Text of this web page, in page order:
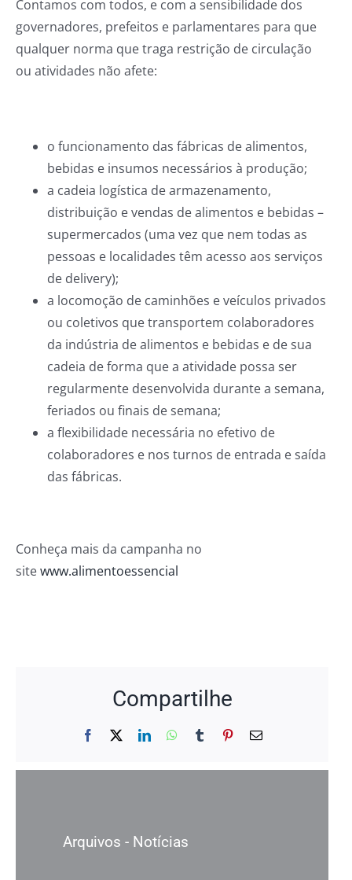
Contamos com todos, e com a sensibilidade dos
governadores, prefeitos e parlamentares para que
qualquer norma que traga restrição de circulação
ou atividades não afete:
o funcionamento das fábricas de alimentos,
bebidas e insumos necessários à produção;
a cadeia logística de armazenamento,
distribuição e vendas de alimentos e bebidas –
supermercados (uma vez que nem todas as
pessoas e localidades têm acesso aos serviços
de delivery);
a locomoção de caminhões e veículos privados
ou coletivos que transportem colaboradores
da indústria de alimentos e bebidas e de sua
cadeia de forma que a atividade possa ser
regularmente desenvolvida durante a semana,
feriados ou finais de semana;
a flexibilidade necessária no efetivo de
colaboradores e nos turnos de entrada e saída
das fábricas.
Conheça mais da campanha no
sitewww.alimentoessencial
Compartilhe
Facebook LinkedInWhatsApp
Tumblr Pinterest
E-
Arquivos - Notícias